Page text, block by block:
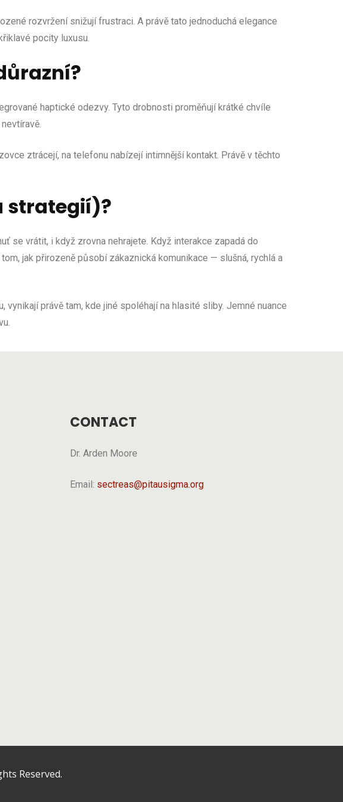
rozvržení snižují frustraci. A právě tato jednoduchá elegance
pocity luxusu.
haptické odezvy. Tyto drobnosti proměňují krátké chvíle
ztrácejí, na telefonu nabízejí intimnější kontakt. Právě v těchto
strategií)?
se vrátit, i když zrovna nehrajete. Když interakce zapadá do
jak přirozeně působí zákaznická komunikace — slušná, rychlá a
právě tam, kde jiné spoléhají na hlasité sliby. Jemné nuance
CONTACT
Dr. Arden Moore
Email: sectreas@pitausigma.org
Reserved.